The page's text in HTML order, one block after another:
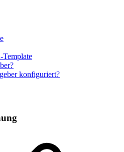
Template
konfiguriert?